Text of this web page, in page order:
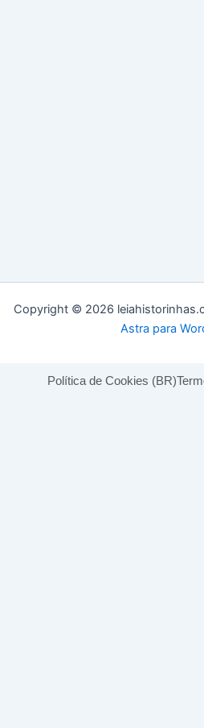
Copyright © 2026
Astra para
Política de Cookies (BR)